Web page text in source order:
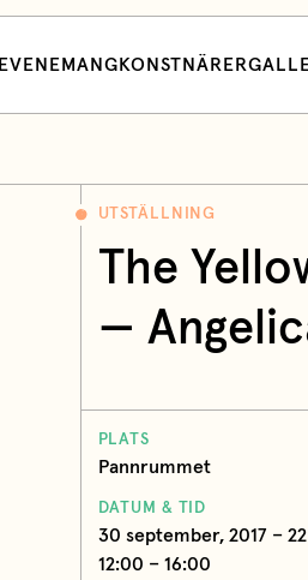
EVENEMANG KONSTNÄRER
UTSTÄLLNING
The
—
PLATS
Pannrummet
DATUM & TID
30 september, 2017 – 22
12:00 – 16:00